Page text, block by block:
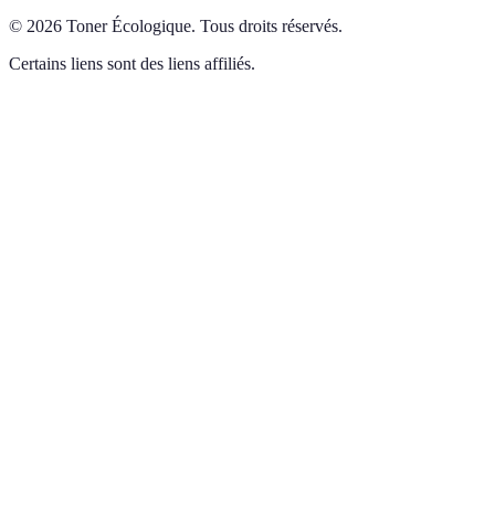
© 2026 Toner Écologique. Tous droits réservés.
Certains liens sont des liens affiliés.